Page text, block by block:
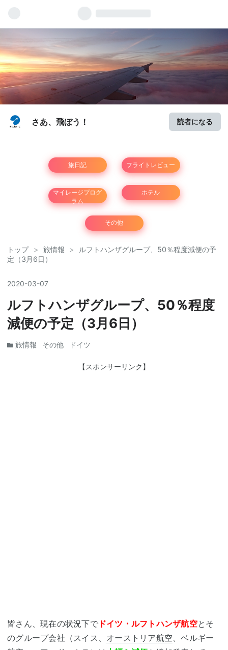
さあ、飛ぼう！ 読者になる
旅日記 フライトレビュー
マイレージプログ
ラム
ホテル
その他
トップ > 旅情報 >
ルフトハンザグループ、50％程度減便の予
定（3月6日）
2020-03-07
ルフトハンザグループ、50％程度
減便の予定（3月6日）
旅情報 その他 ドイツ
【スポンサーリンク】
皆さん、現在の状況下でドイツ・ルフトハンザ航空とそ
のグループ会社（スイス、 オーストリア航空、ベルギー